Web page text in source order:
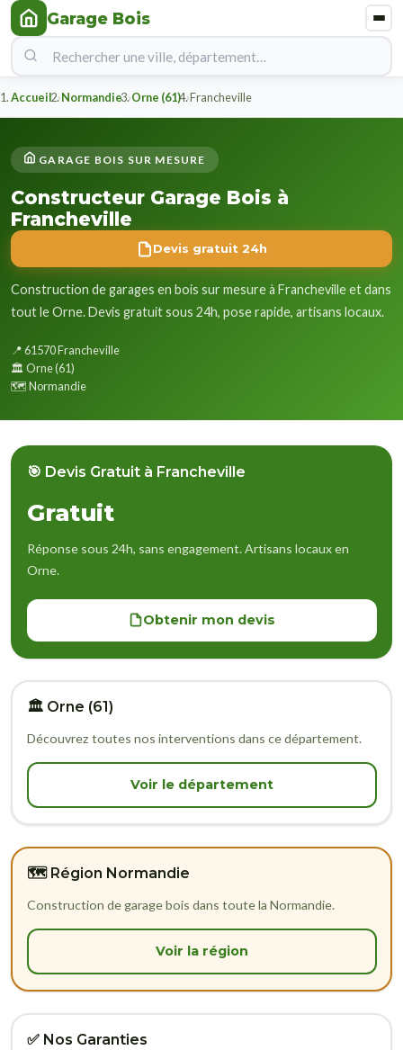
Garage Bois
Accueil Normandie Orne (61) Francheville
GARAGE BOIS SUR MESURE
Constructeur Garage Bois à
Francheville
Devis gratuit 24h
Construction de garages en bois sur mesure à Francheville et dans
tout le Orne. Devis gratuit sous 24h, pose rapide, artisans locaux.
📍 61570 Francheville
🏛️ Orne (61)
🗺️ Normandie
🎯 Devis Gratuit à Francheville
Gratuit
Réponse sous 24h, sans engagement. Artisans locaux en
Orne.
Obtenir mon devis
🏛️ Orne (61)
Découvrez toutes nos interventions dans ce département.
Voir le département
🗺️ Région Normandie
Construction de garage bois dans toute la Normandie.
Voir la région
✅ Nos Garanties